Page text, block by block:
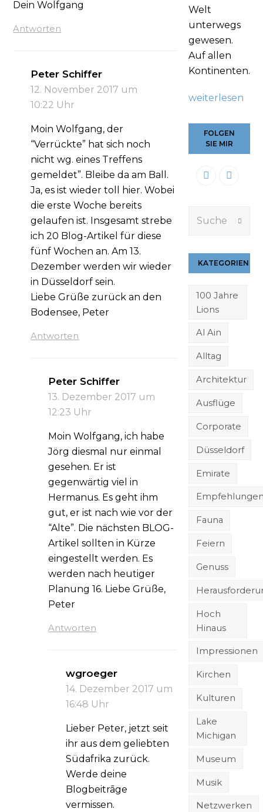
Dein Wolfgang
Antworten
Peter Schiffer
12. November 2017 um
10:22 Uhr
Moin Wolfgang, der
“Verrückte” hat sich noch
nicht wg. eines Treffens
gemeldet”. Bleibe da am Ball.
Ja, es ist wieder toll hier. Wobei
die erste Woche bereits
gelaufen ist. Insgesamt strebe
ich 20 Blog-Artikel für diese
fünf Wochen an. Am 13.
Dezember werden wir wieder
in Düsseldorf sein.
Liebe Grüße zurück an den
Bodensee, Peter
Antworten
Peter Schiffer
13. Dezember 2017 um
12:23 Uhr
Moin Wolfgang, ich habe
Jörg diesmal nur einmal
gesehen. Er ist
gegenwärtig viel in
Hermanus. Es geht ihm
gut, er ist nach wie vor der
“Alte”. Die nächsten BLOG-
Artikel sollten in Kürze
eingestellt werden. Es
werden nach heutiger
Planung 16. Liebe Grüße,
Peter
Antworten
wgroeger
14. Dezember 2017 um
16:48 Uhr
Lieber Peter, jetzt seit
ihr aus dem geliebten
Südafrika zurück.
Werde deine
Blogbeitrāge
vermissen.
Welt
unterwegs
gewesen.
Auf allen
Kontinenten.
weiterlesen
FOLGEN
SIE MIR
KATEGORIEN
100 Jahre
Lions
Al Ain
Alltag
Architektur
Ausflüge
Corporate
Düsseldorf
Emirate
Fauna
Feiern
Genuss
Hoch
Hinaus
Impressionen
Kirchen
Kulturen
Lake
Michigan
Museum
Musik
Netzwerken